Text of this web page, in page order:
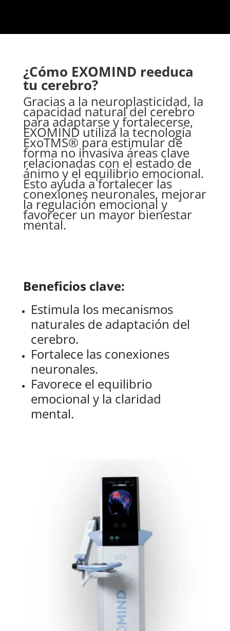
¿Cómo EXOMIND reeduca
tu cerebro?
Gracias a la neuroplasticidad, la
capacidad natural del cerebro
para adaptarse y fortalecerse,
EXOMIND utiliza la tecnología
ExoTMS® para estimular de
forma no invasiva áreas clave
relacionadas con el estado de
ánimo y el equilibrio emocional.
Esto ayuda a fortalecer las
conexiones neuronales, mejorar
la regulación emocional y
favorecer un mayor bienestar
mental.
Beneficios clave:
Estimula los mecanismos
naturales de adaptación del
cerebro.
Fortalece las conexiones
neuronales.
Favorece el equilibrio
emocional y la claridad
mental.